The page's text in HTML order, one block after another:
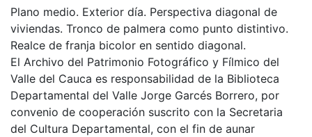
Plano medio. Exterior día. Perspectiva diagonal de
viviendas. Tronco de palmera como punto distintivo.
Realce de franja bicolor en sentido diagonal.
El Archivo del Patrimonio Fotográfico y Fílmico del
Valle del Cauca es responsabilidad de la Biblioteca
Departamental del Valle Jorge Garcés Borrero, por
convenio de cooperación suscrito con la Secretaria
del Cultura Departamental, con el fin de aunar